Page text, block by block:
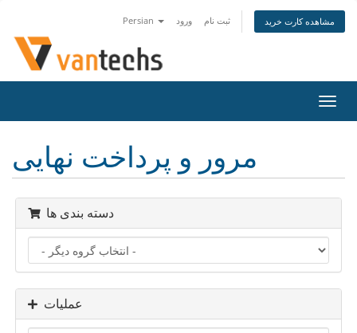
Persian ورود ثبت نام مشاهده کارت خرید
تغییر
مرور و پرداخت نهایی
دسته بندی ها
عملیات